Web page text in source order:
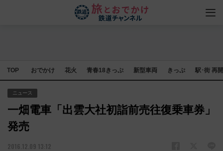
TOP おでかけ 花火 青春18きっぷ 新型車両 きっぷ 駅･街 再
ニュース
一畑電車「出雲大社初詣前売往復乗車券」
発売
2016.12.09 13:12